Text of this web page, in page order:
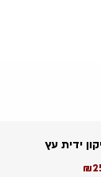
ידית עץ
₪